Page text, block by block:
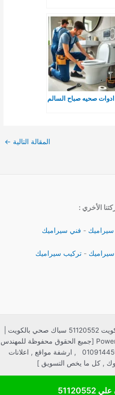
ادوات صحيه صباح السالم
المقالة التالية ←
الأخري :
- فني سيراميك
-تركيب سيراميك
Copyright © 2026 ادوات صحية الكويت 51120552 سباك صحي بالكويت |
شركة الشهداء | كفاءة وخبرة | Powered by [جميع الحقوق محفوظة للمهندس
اندرو تصميم مواقع اتصل علي 01091445989 , ارشفة مواقع , اعلانات
, كل ما يخص التسويق ]